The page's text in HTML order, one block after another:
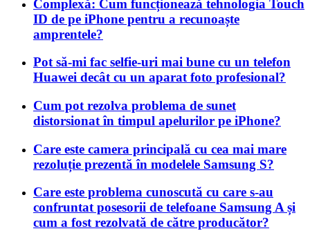
Complexă: Cum funcționează tehnologia Touch
ID de pe iPhone pentru a recunoaște
amprentele?
Pot să-mi fac selfie-uri mai bune cu un telefon
Huawei decât cu un aparat foto profesional?
Cum pot rezolva problema de sunet
distorsionat în timpul apelurilor pe iPhone?
Care este camera principală cu cea mai mare
rezoluție prezentă în modelele Samsung S?
Care este problema cunoscută cu care s-au
confruntat posesorii de telefoane Samsung A și
cum a fost rezolvată de către producător?